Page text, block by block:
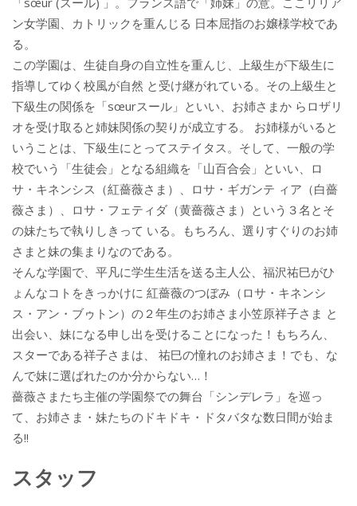
ン女学園、カトリックを重んじる 日本屈指のお嬢様学校であ
る。
この学園は、生徒自身の自立性を重んじ、上級生が下級生に
指導してゆく校風が自然 と受け継がれている。その上級生と
下級生の関係を「sœurスール」といい、お姉さまか らロザリ
オを受け取ると姉妹関係の契りが成立する。 お姉様がいると
いうことは、下級生にとってステイタス。そして、一般の学
校でいう「生徒会」となる組織を「山百合会」といい、ロ
サ・キネンシス（紅薔薇さま）、ロサ・ギガンテ ィア（白薔
薇さま）、ロサ・フェティダ（黄薔薇さま）という３名とそ
の妹たちで執りしきって いる。もちろん、選りすぐりのお姉
さまと妹の集まりなのである。
そんな学園で、平凡に学生生活を送る主人公、福沢祐巳がひ
ょんなコトをきっかけに 紅薔薇のつぼみ（ロサ・キネンシ
ス・アン・ブゥトン）の２年生のお姉さま小笠原祥子さま と
出会い、妹になる申し出を受けることになった！もちろん、
スターである祥子さまは、 祐巳の憧れのお姉さま！でも、な
んで妹に選ばれたのか分からない…！
薔薇さまたち主催の学園祭での舞台「シンデレラ」を巡っ
て、お姉さま・妹たちのドキドキ・ドタバタな数日間が始ま
る!!
スタッフ